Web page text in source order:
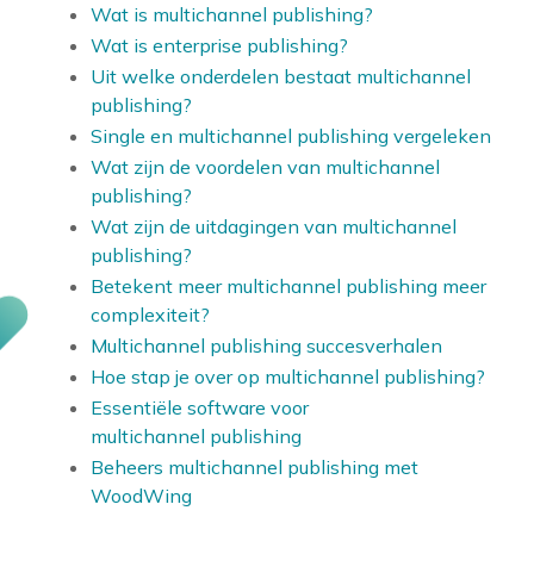
Wat is multichannel publishing?
Wat is enterprise publishing?
Uit welke onderdelen bestaat multichannel
publishing?
Single en multichannel publishing vergeleken
Wat zijn de voordelen van multichannel
publishing?
Wat zijn de uitdagingen van multichannel
publishing?
Betekent meer multichannel publishing meer
complexiteit?
Multichannel publishing succesverhalen
Hoe stap je over op multichannel publishing?
Essentiële software voor
multichannel publishing
Beheers multichannel publishing met
WoodWing